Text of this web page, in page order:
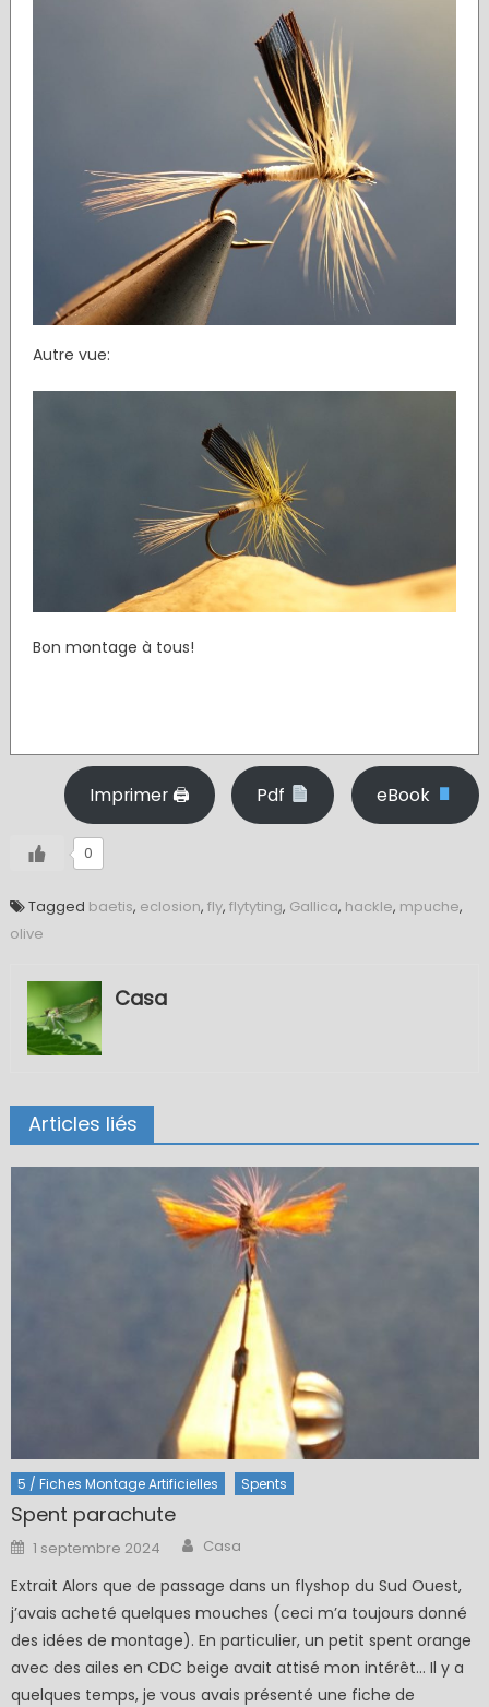
Autre vue:
Bon montage à tous!
Imprimer 🖨 Pdf eBook
0
Tagged baetis, eclosion, fly, flytyting, Gallica, hackle, mpuche,
olive
Casa
Articles liés
5 / Fiches Montage Artificielles Spents
Spent parachute
Posted
on
1 septembre 2024 Author
Casa
Extrait Alors que de passage dans un flyshop du Sud Ouest,
j’avais acheté quelques mouches (ceci m’a toujours donné
des idées de montage). En particulier, un petit spent orange
avec des ailes en CDC beige avait attisé mon intérêt… Il y a
quelques temps, je vous avais présenté une fiche de